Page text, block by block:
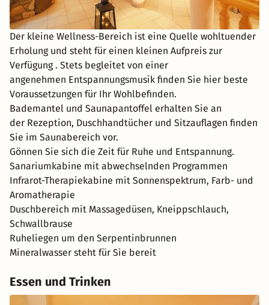
Der kleine Wellness-Bereich ist eine Quelle wohltuender
Erholung und steht für einen kleinen Aufpreis zur
Verfügung . Stets begleitet von einer
angenehmen Entspannungsmusik finden Sie hier beste
Voraussetzungen für Ihr Wohlbefinden.
Bademantel und Saunapantoffel erhalten Sie an
der Rezeption, Duschhandtücher und Sitzauflagen finden
Sie im Saunabereich vor.
Gönnen Sie sich die Zeit für Ruhe und Entspannung.
Sanariumkabine mit abwechselnden Programmen
Infrarot-Therapiekabine mit Sonnenspektrum, Farb- und
Aromatherapie
Duschbereich mit Massagedüsen, Kneippschlauch,
Schwallbrause
Ruheliegen um den Serpentinbrunnen
Mineralwasser steht für Sie bereit
Essen und Trinken